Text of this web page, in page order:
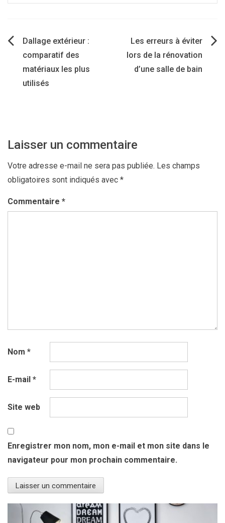
Navigation
de
l’article
Dallage extérieur :
comparatif des
matériaux les plus
utilisés
Les erreurs à éviter
lors de la rénovation
d’une salle de bain
Laisser un commentaire
Votre adresse e-mail ne sera pas publiée. Les champs
obligatoires sont indiqués avec *
Commentaire *
Nom *
E-mail *
Site web
Enregistrer mon nom, mon e-mail et mon site dans le
navigateur pour mon prochain commentaire.